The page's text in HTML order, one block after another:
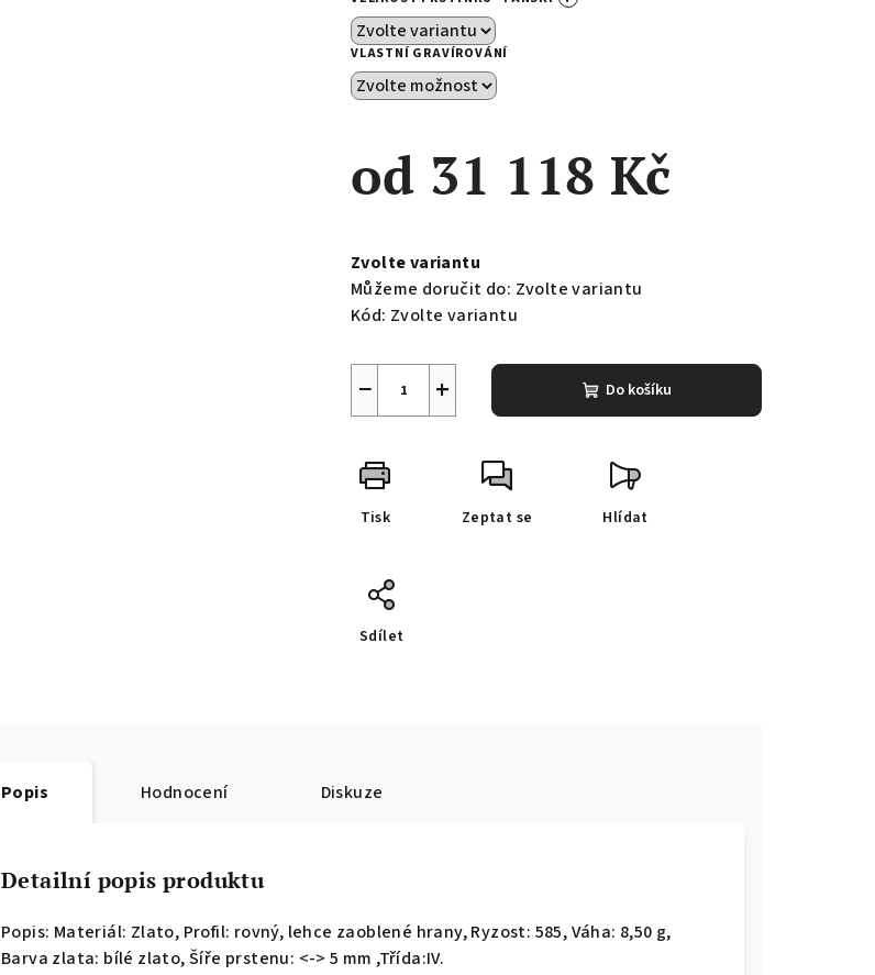
VLASTNÍ GRAVÍROVÁNÍ
od 31 118 Kč
cena:
Zvolte variantu
Můžeme doručit do: Zvolte variantu
Kód: Zvolte variantu
+
− Do košíku
Tisk Zeptat se Hlídat
Sdílet
Popis Hodnocení Diskuze
Detailní popis produktu
Popis: Materiál: Zlato, Profil: rovný, lehce zaoblené hrany,Ryzost: 585, Váha: 8,50 g,
Barva zlata: bílé zlato, Šíře prstenu: <-> 5 mm ,Třída:IV.